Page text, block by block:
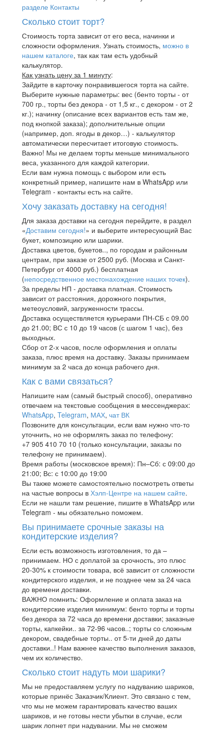
разделе Контакты
Сколько стоит торт?
Стоимость торта зависит от его веса, начинки и
сложности оформления. Узнать стоимость, можно в
нашем каталоге, так как там есть удобный
калькулятор.
Как узнать цену за 1 минуту:
Зайдите в карточку понравившегося торта на сайте.
Выберите нужные параметры: вес (бенто торты - от
700 гр., торты без декора - от 1,5 кг., с декором - от 2
кг.); начинку (описание всех вариантов есть там же,
под кнопкой заказа); дополнительные опции
(например, доп. ягоды в декор…) - калькулятор
автоматически пересчитает итоговую стоимость.
Важно! Мы не делаем торты меньше минимального
веса, указанного для каждой категории.
Если вам нужна помощь с выбором или есть
конкретный пример, напишите нам в WhatsApp или
Telegram - контакты есть на сайте.
Хочу заказать доставку на сегодня!
Для заказа доставки на сегодня перейдите, в раздел
«Доставим сегодня!» и выберите интересующий Вас
букет, композицию или шарики.
Доставка цветов, букетов.., по городам и районным
центрам, при заказе от 2500 руб. (Москва и Санкт-
Петербург от 4000 руб.) бесплатная
(непосредственное местонахождение наших точек).
За пределы НП - доставка платная. Стоимость
зависит от расстояния, дорожного покрытия,
метеоусловий, загруженности трассы.
Доставка осуществляется курьерами ПН-СБ с 09.00
до 21.00; ВС с 10 до 19 часов (с шагом 1 час), без
выходных.
Сбор от 2-х часов, после оформления и оплаты
заказа, плюс время на доставку. Заказы принимаем
минимум за 2 часа до конца рабочего дня.
Как с вами связаться?
Напишите нам (самый быстрый способ), оперативно
отвечаем на текстовые сообщения в мессенджерах:
WhatsApp, Telegram, МАХ, чат ВК
Позвоните для консультации, если вам нужно что-то
уточнить, но не оформлять заказ по телефону:
+7 905 410 70 10 (только консультации, заказы по
телефону не принимаем).
Время работы (московское время): Пн–Сб: с 09:00 до
21:00; Вс: с 10:00 до 19:00
Вы также можете самостоятельно посмотреть ответы
на частые вопросы в Хэлп-Центре на нашем сайте.
Если не нашли там решение, пишите в WhatsApp или
Telegram - мы обязательно поможем.
Вы принимаете срочные заказы на
кондитерские изделия?
Если есть возможность изготовления, то да –
принимаем. НО с доплатой за срочность, это плюс
20-30% к стоимости товара, всё зависит от сложности
кондитерского изделия, и не позднее чем за 24 часа
до времени доставки.
ВАЖНО помнить: Оформление и оплата заказ на
кондитерские изделия минимум: бенто торты и торты
без декора за 72 часа до времени доставки; заказные
торты, капкейки.. за 72-96 часов..; торты со сложным
декором, свадебные торты.. от 5-ти дней до даты
доставки..! Нам важнее качество выполнения заказов,
чем их количество.
Сколько стоит надуть мои шарики?
Мы не предоставляем услугу по надуванию шариков,
которые принёс Заказчик/Клиент. Это связано с тем,
что мы не можем гарантировать качество ваших
шариков, и не готовы нести убытки в случае, если
шарик лопнет при надувании. Мы не сможем